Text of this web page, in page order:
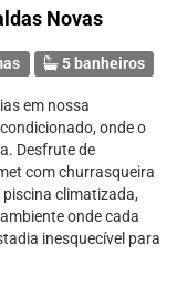
Novas
5 banheiros
em nossa
onde o
Desfrute de
com churrasqueira
climatizada,
onde cada
inesquecível para